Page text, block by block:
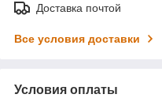
Доставка почтой
Все условия доставки
Условия оплаты